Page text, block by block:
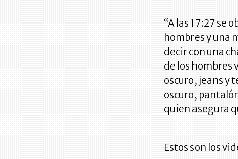
“A las 17:27 se
hombres y una
decir con una
de los hombres
oscuro, jeans y
oscuro,
quien asegura
Estos son los